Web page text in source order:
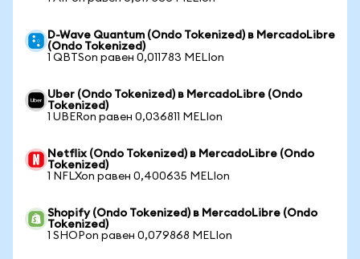
D-Wave Quantum (Ondo Tokenized) в MercadoLibre
(Ondo Tokenized)
1 QBTSon равен 0,011783 MELIon
Uber (Ondo Tokenized) в MercadoLibre (Ondo
Tokenized)
1 UBERon равен 0,036811 MELIon
Netflix (Ondo Tokenized) в MercadoLibre (Ondo
Tokenized)
1 NFLXon равен 0,400635 MELIon
Shopify (Ondo Tokenized) в MercadoLibre (Ondo
Tokenized)
1 SHOPon равен 0,079868 MELIon